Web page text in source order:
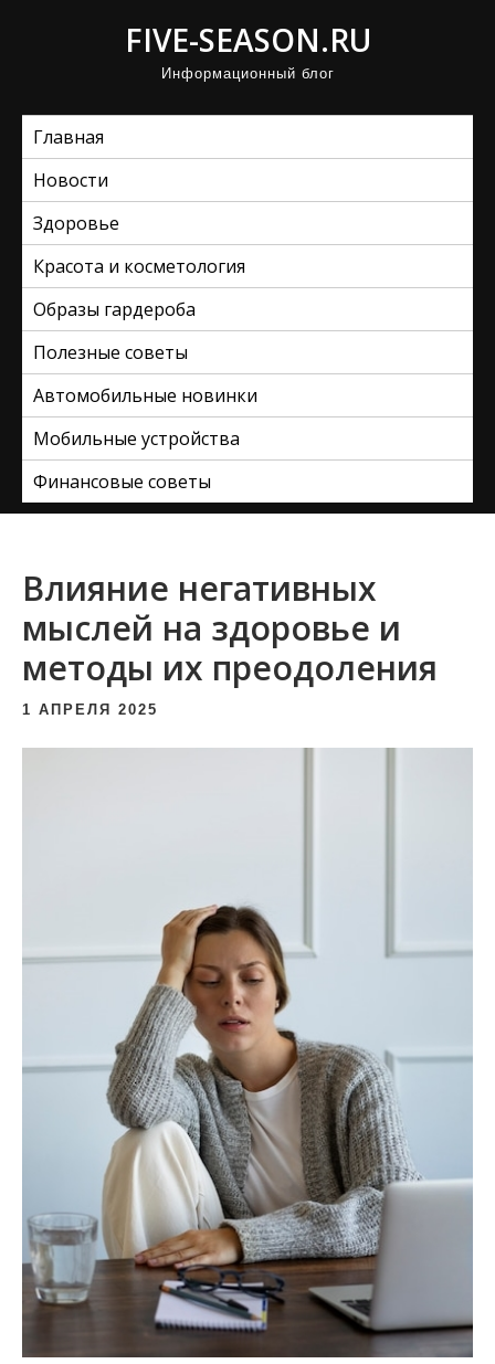
и
FIVE-SEASON.RU
Информационный блог
Главная
Новости
Здоровье
Красота и косметология
Образы гардероба
Полезные советы
Автомобильные новинки
Мобильные устройства
Финансовые советы
Влияние негативных
мыслей на здоровье и
методы их преодоления
1 АПРЕЛЯ 2025